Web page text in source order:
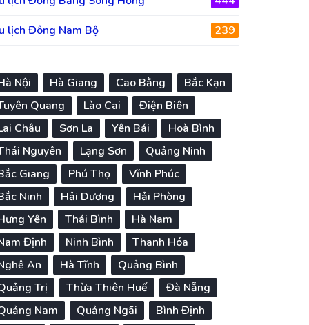
lịch Đông Nam Bộ
239
Nội Hà Giang Cao Bằng
Bắc Kạn
Quang
Lào Cai
Điện Biên
Châu
Sơn La Yên Bái
Hoà Bình
Nguyên
Lạng Sơn
Quảng Ninh
Giang
Phú Thọ
Vĩnh Phúc
Ninh
Hải Dương
Hải Phòng
Yên
Thái Bình
Hà Nam
Định
Ninh Bình
Thanh Hóa
An
Hà Tĩnh
Quảng Bình
Trị
Thừa Thiên Huế
Đà Nẵng
Nam
Quảng Ngãi
Bình Định